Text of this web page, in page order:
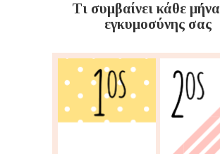
Τι συμβαίνει κάθε
εγκυμοσύνης σας